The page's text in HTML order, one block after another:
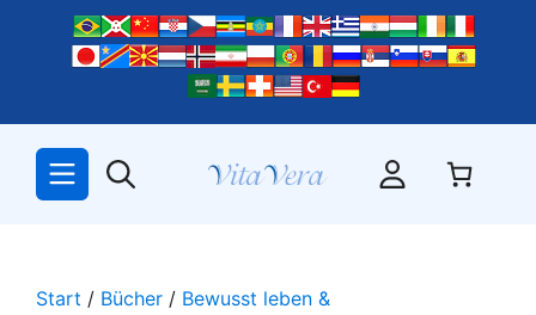
springen
Start / Bücher / Bewusst leben &